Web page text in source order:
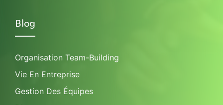
Blog
Organisation Team-Building
Vie En Entreprise
Gestion Des Équipes